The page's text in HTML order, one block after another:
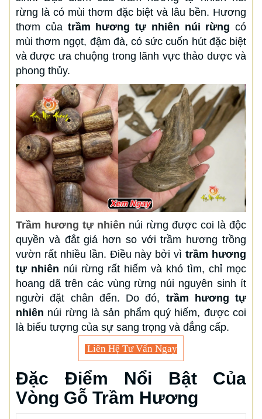
rừng là có mùi thơm đặc biệt và lâu bền. Hương
thơm của trầm hương tự nhiên núi rừng có
mùi thơm ngọt, đậm đà, có sức cuốn hút đặc biệt
và được ưa chuộng trong lãnh vực thảo dược và
phong thủy.
Trầm hương tự nhiên núi rừng được coi là độc
quyền và đắt giá hơn so với trầm hương trồng
vườn rất nhiều lần. Điều này bởi vì trầm hương
tự nhiên núi rừng rất hiếm và khó tìm, chỉ mọc
hoang dã trên các vùng rừng núi nguyên sinh ít
người đặt chân đến. Do đó, trầm hương tự
nhiên núi rừng là sản phẩm quý hiếm, được coi
là biểu tượng của sự sang trọng và đẳng cấp.
Liên Hệ Tư Vấn Ngay
Đặc Điểm Nổi Bật Của
Vòng Gỗ Trầm Hương